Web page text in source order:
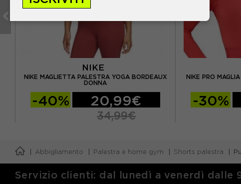
NIKE
NIKE MAGLIETTA PALESTRA YOGA BORDEAUX
DONNA
-40% 20,99€
34,99€
NIKE PRO
-30%
Abbigliamento Palestra e home gym Shorts palestra
Servizio clienti: dal lunedì a venerdì dalle